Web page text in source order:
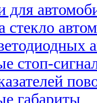
для
стекло
стоп-
габариты